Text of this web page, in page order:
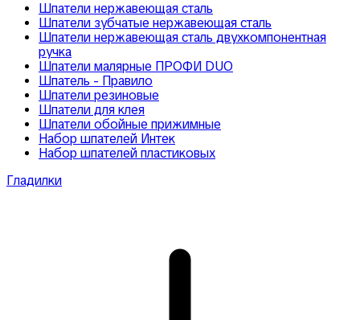
Шпатели нержавеющая сталь
Шпатели зубчатые нержавеющая сталь
Шпатели нержавеющая сталь двухкомпонентная
ручка
Шпатели малярные ПРОФИ DUO
Шпатель - Правило
Шпатели резиновые
Шпатели для клея
Шпатели обойные прижимные
Набор шпателей Интек
Набор шпателей пластиковых
Гладилки